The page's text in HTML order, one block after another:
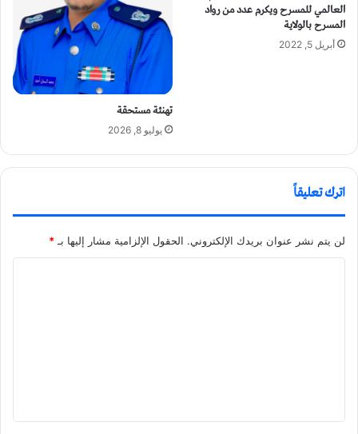
العالمي للمسرح ويكرم عدد من رواد
المسرح بالولاية
أبريل 5, 2022
تهنئة مستحقة
يوليو 8, 2026
اترك تعليقاً
لن يتم نشر عنوان بريدك الإلكتروني. الحقول الإلزامية مشار إليها بـ *